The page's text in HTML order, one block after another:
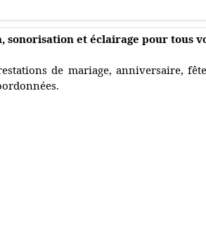
sonorisation et éclairage pour tous
de mariage, anniversaire,